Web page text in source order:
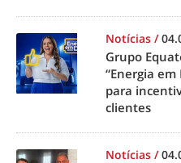
Notícias /
Grupo
“Energia em
para
clientes
Notícias /